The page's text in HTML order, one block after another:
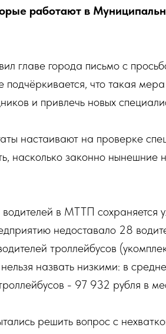
работают в
главе города письмо с
подчёркивается, что такая
и привлечь новых
настаивают на проверке
насколько законно
в МТТП сохраняется
недоставало 28
троллейбусов
назвать низкими: в
- 97 932 рубля в
решить вопрос с